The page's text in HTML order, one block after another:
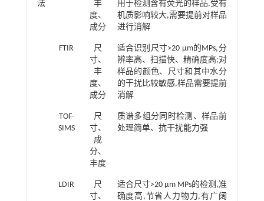
法
丰
度、
成分
用于检测含有荧光的样品,受有
机质影响较大,需要提前对样品
进行消解
FTIR
尺
寸、
丰
度、
成分
适合识别尺寸>20 μm的MPs,分
辨率高、扫描快、精确度高;对
样品的颜色、尺寸和其中水分
的干扰比较敏感,样品需要提前
消解
TOF-
SIMS
尺
寸、
成
分、
丰度
质谱多组分同时检测、样品前
处理简单、抗干扰能力强
LDIR
尺
寸、
适合尺寸>20 μm MPs的检测,准
确度高,节省人力物力,有广阔